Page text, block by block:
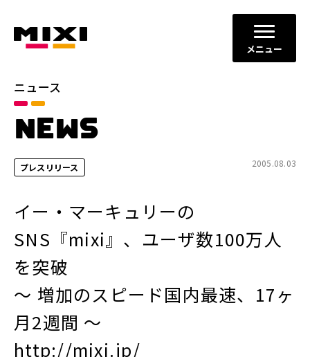
メニュー
ニュース
NEWS
プレスリリース 2005.08.03
イー・マーキュリーの
SNS『mixi』、ユーザ数100万人
を突破
～ 増加のスピード国内最速、17ヶ
月2週間 ～
http://mixi.jp/
カテゴリ
お知らせ
2025年